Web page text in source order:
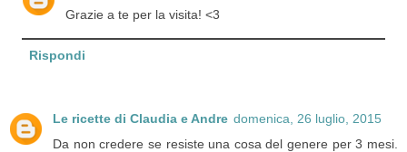
Grazie a te per la visita! <3
Rispondi
Le ricette di Claudia e Andre domenica, 26 luglio, 2015
Da non credere se resiste una cosa del genere per 3 mesi.